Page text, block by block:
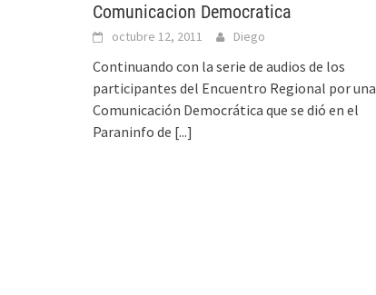
Comunicacion Democratica
octubre 12, 2011 Diego
Continuando con la serie de audios de los
participantes del Encuentro Regional por una
Comunicación Democrática que se dió en el
Paraninfo de [...]